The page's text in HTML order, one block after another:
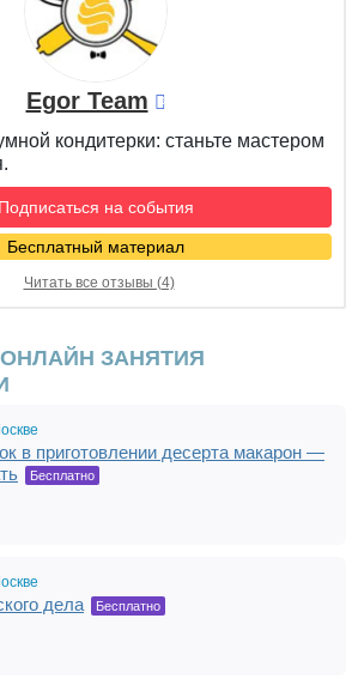
Egor Team
кондитерки: станьте мастером
Подписаться на события
Бесплатный материал
Читать все отзывы (4)
ЗАНЯТИЯ
в приготовлении десерта макарон —
Бесплатно
дела Бесплатно